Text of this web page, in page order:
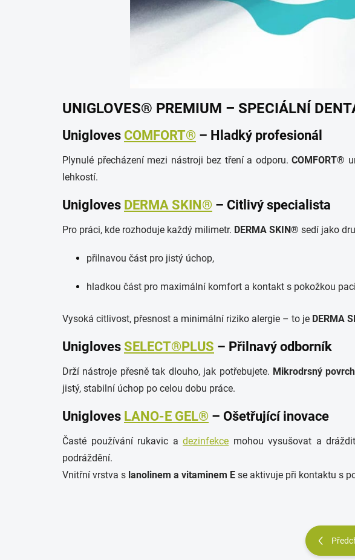
UNIGLOVES® PREMIUM – SPECIÁLNÍ
Unigloves COMFORT® – Hladký profesionál
Plynulé přecházení mezi nástroji bez tření a odporu. COMFORT®
lehkostí.
Unigloves DERMA SKIN® – Citlivý specialista
Pro práci, kde rozhoduje každý milimetr. DERMA SKIN® sedí jako
přilnavou část pro jistý úchop,
hladkou část pro maximální komfort a kontakt s pokožkou
Vysoká citlivost, přesnost a minimální riziko alergie – to je DERMA
Unigloves SELECT®PLUS – Přilnavý odborník
Drží nástroje přesně tak dlouho, jak potřebujete. Mikrodrsný povrch
jistý, stabilní úchop po celou dobu práce.
Unigloves LANO-E GEL® – Ošetřující inovace
Časté používání rukavic adezinfekce mohou vysušovat a
podráždění.
Vnitřní vrstva s lanolinem a vitaminem E se aktivuje při kontaktu s